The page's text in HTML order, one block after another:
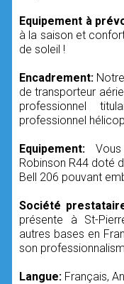
Equipement à
à la saison et
de soleil !
Encadrement:
de transporteur
professionnel
professionnel
Equipement:
Robinson R44 doté
Bell 206 pouvant
Société
présente à St-
autres bases en
son
Langue: Français,